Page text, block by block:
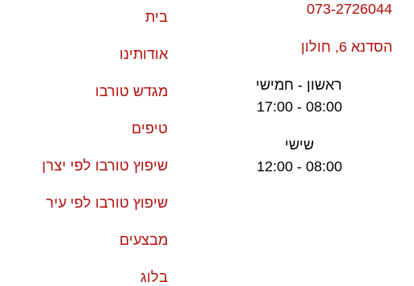
073-2726044
הסדנא 6, חולון
ראשון - חמישי
08:00 - 17:00
שישי
08:00 - 12:00
בית
אודותינו
מגדש טורבו
טיפים
שיפוץ טורבו לפי יצרן
שיפוץ טורבו לפי עיר
מבצעים
בלוג